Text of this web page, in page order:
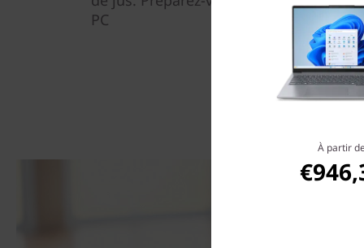
PC
À partir